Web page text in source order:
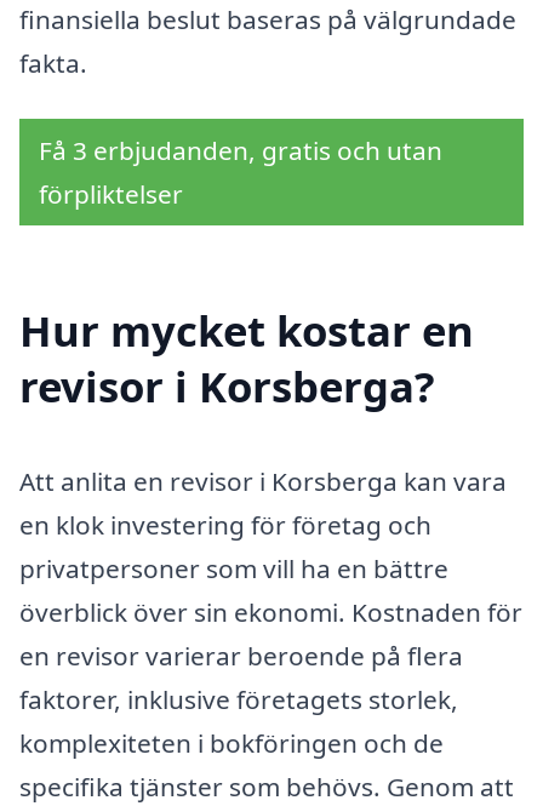
finansiella beslut baseras på välgrundade
fakta.
Få 3 erbjudanden, gratis och utan
förpliktelser
Hur mycket kostar en
revisor i Korsberga?
Att anlita en revisor i Korsberga kan vara
en klok investering för företag och
privatpersoner som vill ha en bättre
överblick över sin ekonomi. Kostnaden för
en revisor varierar beroende på flera
faktorer, inklusive företagets storlek,
komplexiteten i bokföringen och de
specifika tjänster som behövs. Genom att